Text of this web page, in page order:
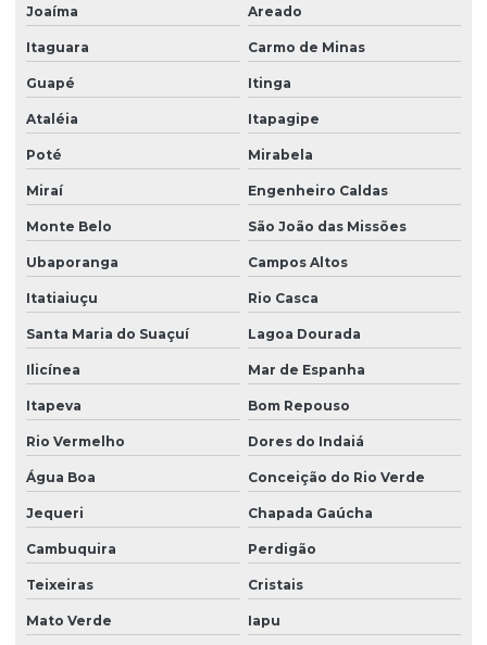
Joaíma Areado
Itaguara Carmo de Minas
Guapé Itinga
Ataléia Itapagipe
Poté Mirabela
Miraí Engenheiro Caldas
Monte Belo São João das Missões
Ubaporanga Campos Altos
Itatiaiuçu Rio Casca
Santa Maria do Suaçuí Lagoa Dourada
Ilicínea Mar de Espanha
Itapeva Bom Repouso
Rio Vermelho Dores do Indaiá
Água Boa Conceição do Rio Verde
Jequeri Chapada Gaúcha
Cambuquira Perdigão
Teixeiras Cristais
Mato Verde Iapu